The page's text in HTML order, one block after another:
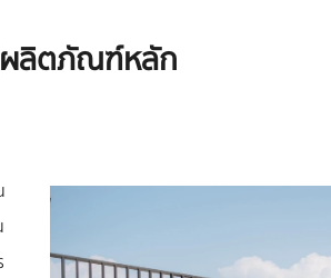
ลิตภัณฑ์หลัก